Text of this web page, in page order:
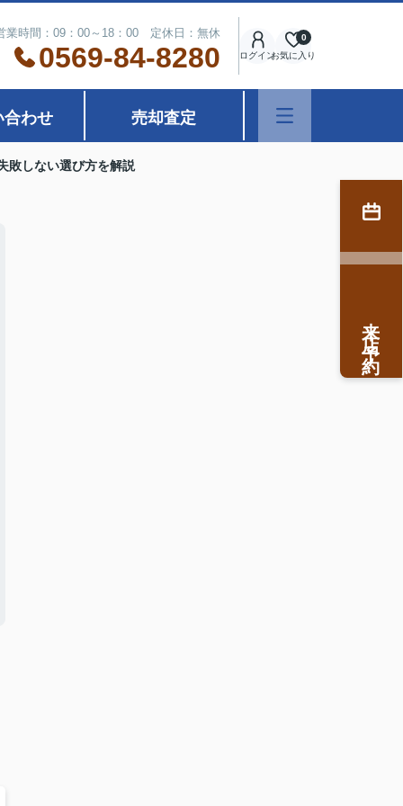
業時間：09：00～18：00 定休日：無休
0569-84-8280 ログインお気に入り
0
合わせ 売却査定
敗しない選び方を解説
来店予約